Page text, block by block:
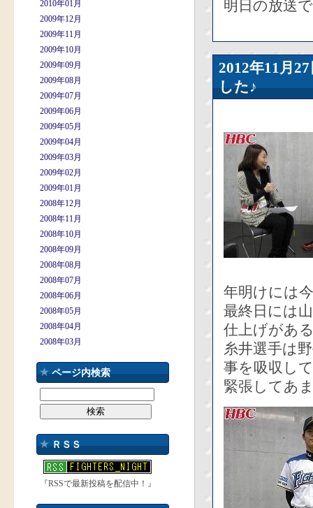
2010年01月
2009年12月
2009年11月
2009年10月
2009年09月
2009年08月
2009年07月
2009年06月
2009年05月
2009年04月
2009年03月
2009年02月
2009年01月
2008年12月
2008年11月
2008年10月
2008年09月
2008年08月
2008年07月
2008年06月
2008年05月
2008年04月
2008年03月
ページ内検索
ＲＳＳ
『RSSで最新投稿を配信中！』
明日の放送
2012年11
した♪
年明けには
最終日には
仕上げがあ
糸井選手は
事を吸収し
緊張してあ